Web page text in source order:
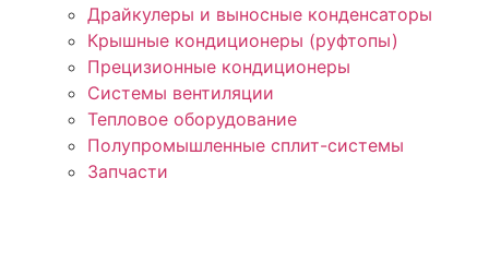
Драйкулеры и выносные конденсаторы
Крышные кондиционеры (руфтопы)
Прецизионные кондиционеры
Системы вентиляции
Тепловое оборудование
Полупромышленные сплит-системы
Запчасти